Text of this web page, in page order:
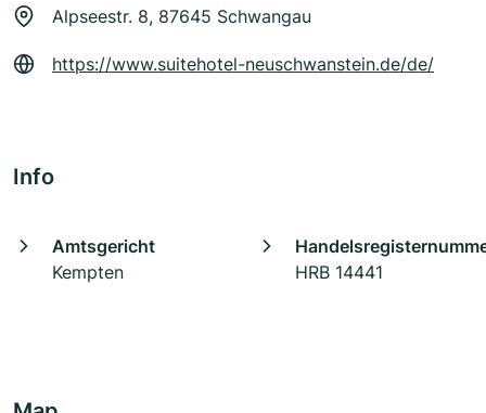
Alpseestr. 8, 87645 Schwangau
https://www.suitehotel-neuschwanstein.de/de/
Info
Amtsgericht
Kempten
HRB 14441